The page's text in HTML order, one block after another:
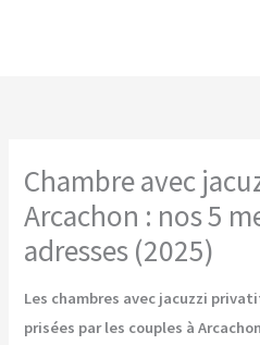
Chambre avec
Arcachon : nos 5
adresses (2025)
Les chambres avec jacuzzi
prisées par les couples à